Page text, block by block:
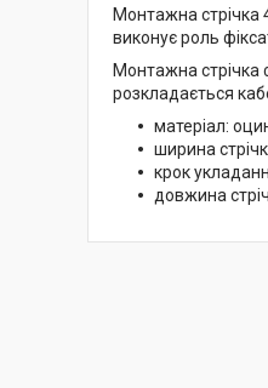
Монтажна стрічка
виконує роль
Монтажна стрічка
розкладається
матеріал:
ширина
крок
довжина